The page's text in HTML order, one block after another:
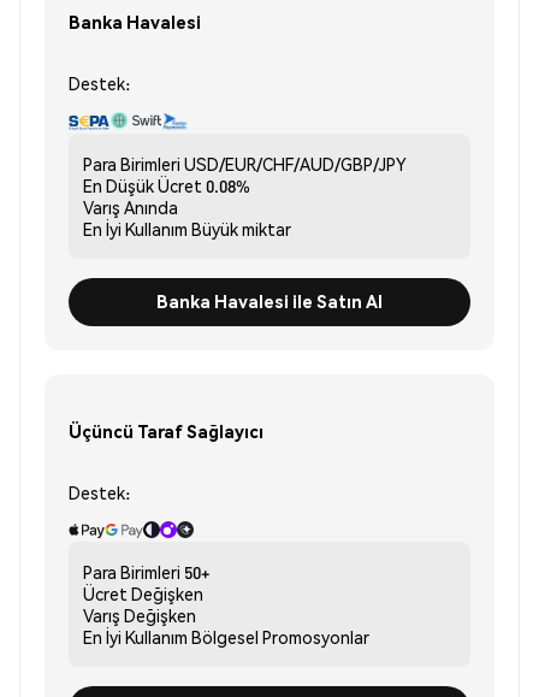
Banka Havalesi
Destek:
Para Birimleri USD/EUR/CHF/AUD/GBP/JPY
En Düşük Ücret 0.08%
Varış Anında
En İyi Kullanım Büyük miktar
Banka Havalesi ile Satın Al
Üçüncü Taraf Sağlayıcı
Destek:
Para Birimleri 50+
Ücret Değişken
Varış Değişken
En İyi Kullanım Bölgesel Promosyonlar